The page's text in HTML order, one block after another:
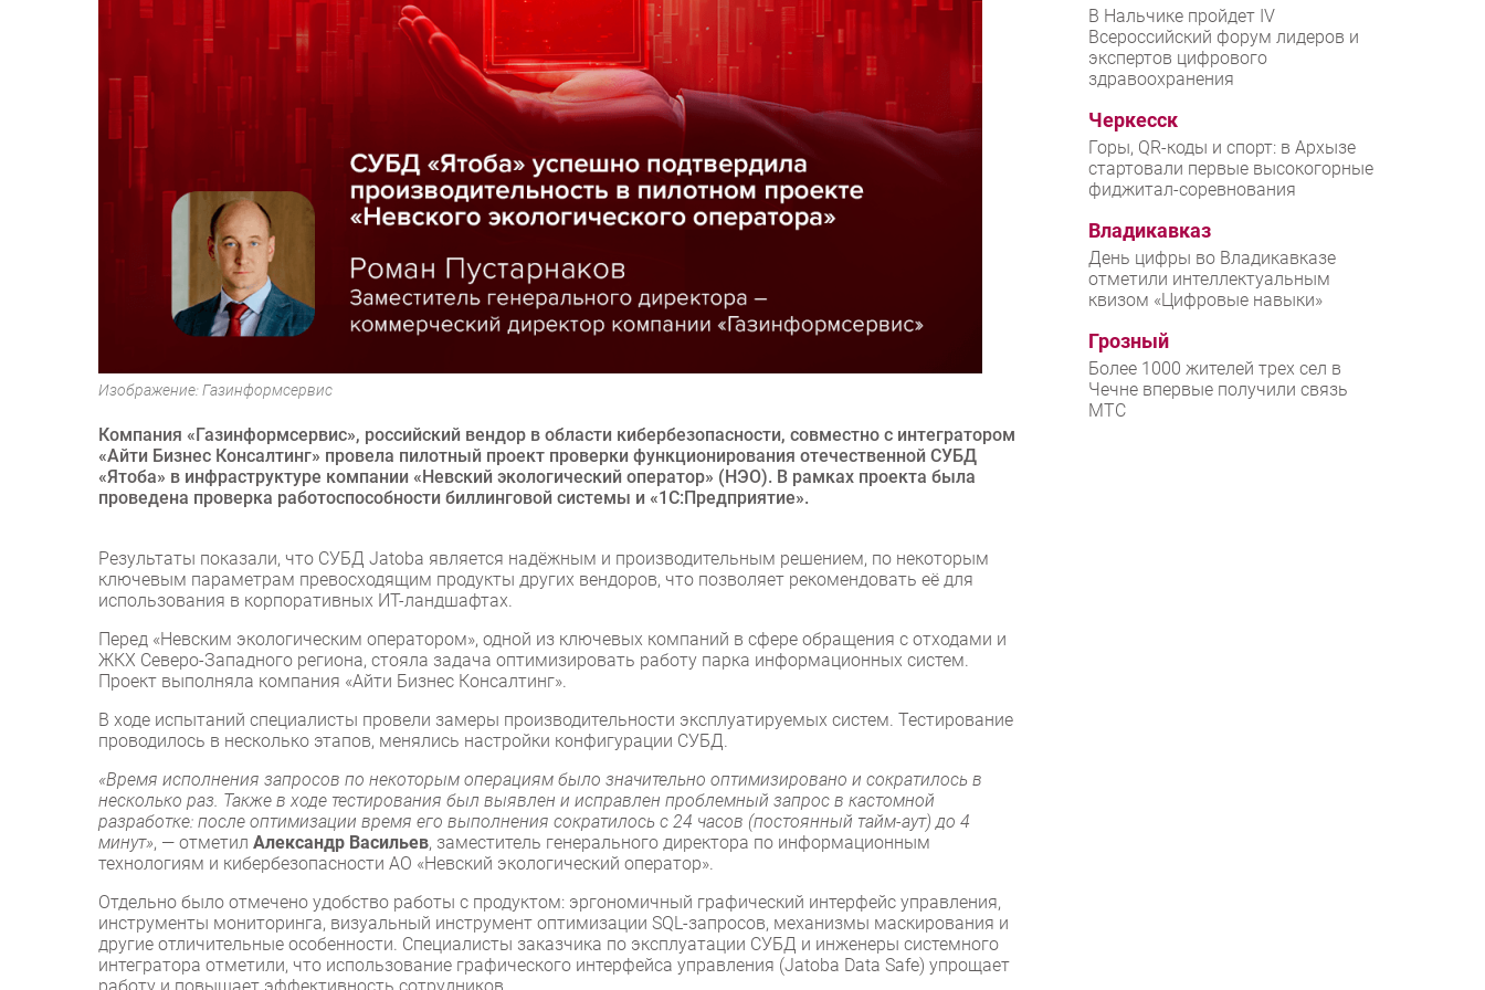
Изображение: Газинформсервис
Компания «Газинформсервис», российский вендор в области кибербезопасности, совместно с интегратором
«Айти Бизнес Консалтинг» провела пилотный проект проверки функционирования отечественной СУБД
«Ятоба» в инфраструктуре компании «Невский экологический оператор» (НЭО). В рамках проекта была
проведена проверка работоспособности биллинговой системы и «1С:Предприятие».
Результаты показали, что СУБД Jatoba является надёжным и производительным решением, по некоторым
ключевым параметрам превосходящим продукты других вендоров, что позволяет рекомендовать её для
использования в корпоративных ИТ-ландшафтах.
Перед «Невским экологическим оператором», одной из ключевых компаний в сфере обращения с отходами и
ЖКХ Северо-Западного региона, стояла задача оптимизировать работу парка информационных систем.
Проект выполняла компания «Айти Бизнес Консалтинг».
В ходе испытаний специалисты провели замеры производительности эксплуатируемых систем. Тестирование
проводилось в несколько этапов, менялись настройки конфигурации СУБД.
«Время исполнения запросов по некоторым операциям было значительно оптимизировано и сократилось в
несколько раз. Также в ходе тестирования был выявлен и исправлен проблемный запрос в кастомной
разработке: после оптимизации время его выполнения сократилось с 24 часов (постоянный тайм-аут) до 4
минут», — отметил Александр Васильев, заместитель генерального директора по информационным
технологиям и кибербезопасности АО «Невский экологический оператор».
Отдельно было отмечено удобство работы с продуктом: эргономичный графический интерфейс управления,
инструменты мониторинга, визуальный инструмент оптимизации SQL-запросов, механизмы маскирования и
другие отличительные особенности. Специалисты заказчика по эксплуатации СУБД и инженеры системного
интегратора отметили, что использование графического интерфейса управления (Jatoba Data Safe) упрощает
В Нальчике пройдет IV
Всероссийский форум лидеров и
экспертов цифрового
здравоохранения
Черкесск
Горы, QR-коды и спорт: в Архызе
стартовали первые высокогорные
фиджитал-соревнования
Владикавказ
День цифры во Владикавказе
отметили интеллектуальным
квизом «Цифровые навыки»
Грозный
Более 1000 жителей трех сел в
Чечне впервые получили связь
МТС